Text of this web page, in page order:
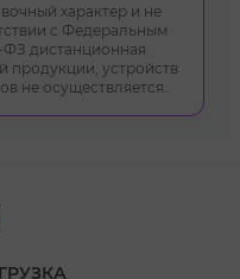
характер и не
с Федеральным
ФЗ дистанционная
устройств
не осуществляется.